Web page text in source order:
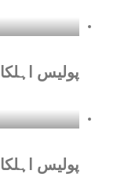
پولیس
پولیس